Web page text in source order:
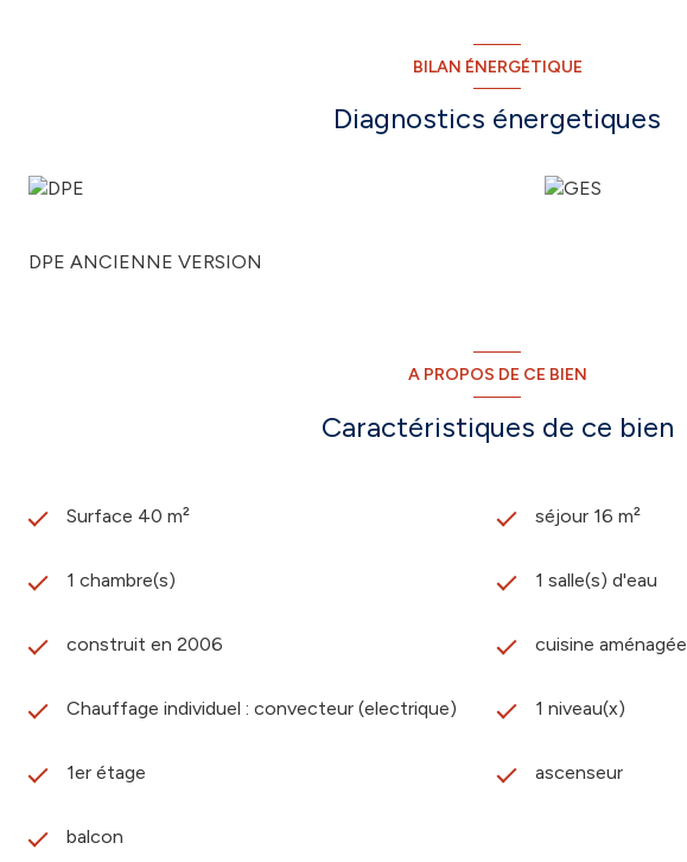
BILAN ÉNERGÉTIQUE
Diagnostics énergetiques
DPE ANCIENNE VERSION
A PROPOS DE CE BIEN
Caractéristiques de ce bien
Surface 40 m² séjour 16 m²
1 chambre(s) 1 salle(s) d'eau
construit en 2006 cuisine aménagée
Chauffage individuel : convecteur (electrique) 1 niveau(x)
1er étage ascenseur
balcon